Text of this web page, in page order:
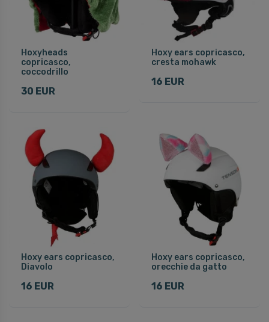
Hoxyheads
copricasco,
coccodrillo
30 EUR
Hoxy ears copricasco,
cresta mohawk
16 EUR
Hoxy ears copricasco,
Diavolo
16 EUR
Hoxy ears copricasco,
orecchie da gatto
16 EUR